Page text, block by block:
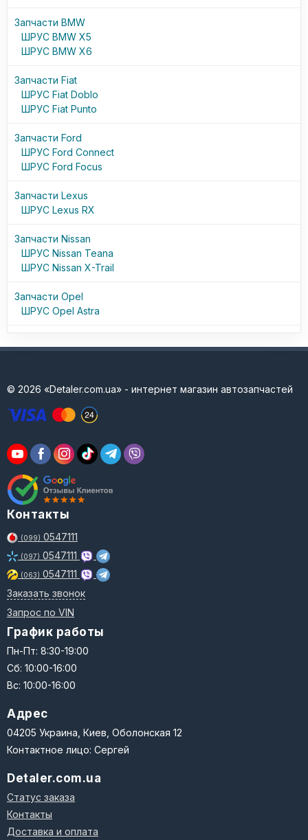
4N513B436XK
5083615
GM:
13306862
13335155
BMW:
31607503538
31607565314
36000164
36000366
36000372
36000521
36000530
36000531
36000550
36002654
36002657
36011286
36011300
36012359
8251782
8252047
8601888
8602568
8602574
8602575
8602576
8603786
8603789
8603791
8603792
NISSAN:
391008H712
391008H715
39101CN000
TOYOTA:
4303005120
4303005230
4303006280
Запчасти BMW
ШРУС BMW X5
ШРУС BMW X6
Запчасти Fiat
ШРУС Fiat Doblo
ШРУС Fiat Punto
Запчасти Ford
ШРУС Ford Connect
ШРУС Ford Focus
Запчасти Lexus
ШРУС Lexus RX
Запчасти Nissan
ШРУС Nissan Teana
ШРУС Nissan X-Trail
Запчасти Opel
ШРУС Opel Astra
© 2026 «Detaler.com.ua» - интернет магазин автозапчастей
Контакты
(099) 0547111
(097) 0547111
(063) 0547111
Заказать звонок
Запрос по VIN
График работы
Пн-Пт: 8:30-19:00
Сб: 10:00-16:00
Вс: 10:00-16:00
Адрес
04205 Украина, Киев, Оболонская 12
Контактное лицо: Сергей
Detaler.com.ua
Статус заказа
Контакты
Доставка и оплата